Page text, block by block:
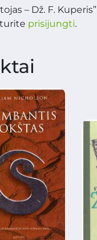
– Dž. F. Kuperis”
prisijungti.